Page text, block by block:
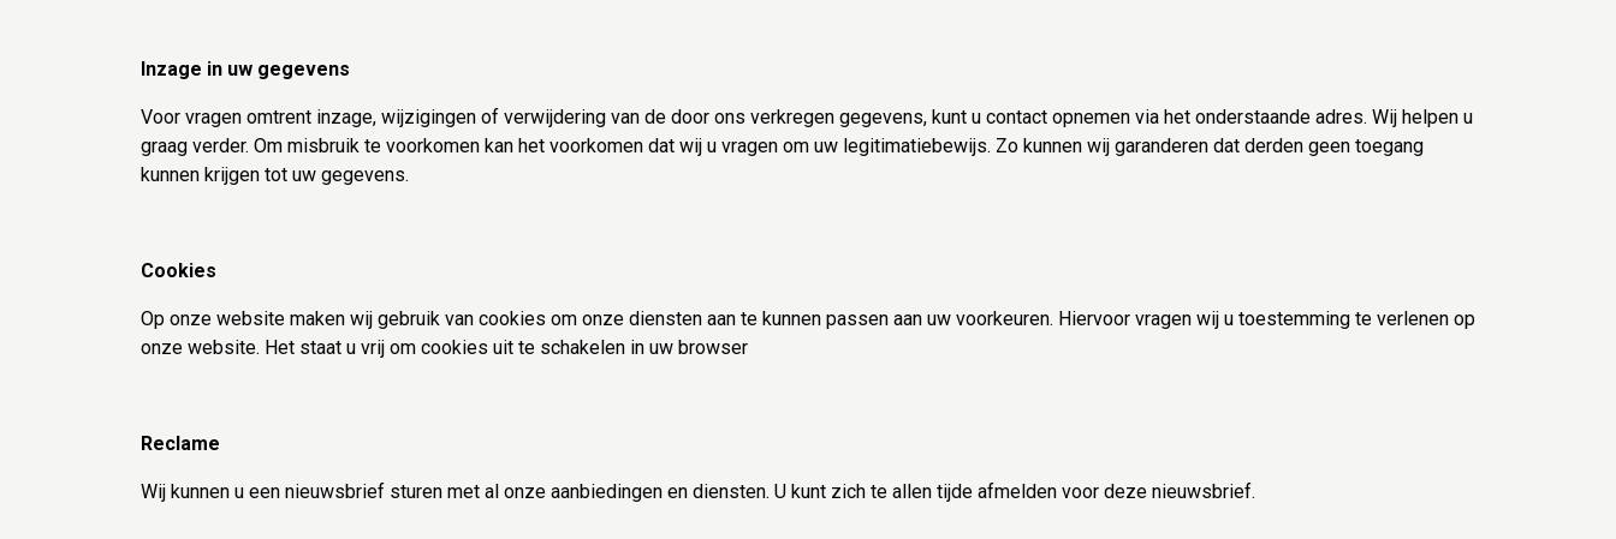
Inzage in uw gegevens
Voor vragen omtrent inzage, wijzigingen of verwijdering van de door ons verkregen gegevens, kunt u contact opnemen via het onderstaande adres. Wij helpen u
graag verder. Om misbruik te voorkomen kan het voorkomen dat wij u vragen om uw legitimatiebewijs. Zo kunnen wij garanderen dat derden geen toegang
kunnen krijgen tot uw gegevens.
Cookies
Op onze website maken wij gebruik van cookies om onze diensten aan te kunnen passen aan uw voorkeuren. Hiervoor vragen wij u toestemming te verlenen op
onze website. Het staat u vrij om cookies uit te schakelen in uw browser
Reclame
Wij kunnen u een nieuwsbrief sturen met al onze aanbiedingen en diensten. U kunt zich te allen tijde afmelden voor deze nieuwsbrief.